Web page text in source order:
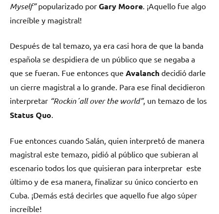
Myself”popularizado por Gary Moore . ¡Aquello fue algo
increíble y magistral!
Después de tal temazo, ya era casi hora de que la banda
española se despidiera de un público que se negaba a
que se fueran. Fue entonces que Avalanch decidió darle
un cierre magistral a lo grande. Para ese final decidieron
interpretar “Rockin´all over the world”, un temazo de los
Status Quo
Fue entonces cuando Salán, quien interpretó de manera
magistral este temazo, pidió al público que subieran al
escenario todos los que quisieran para interpretar este
último y de esa manera, finalizar su único concierto en
Cuba. ¡Demás está decirles que aquello fue algo súper
increíble!